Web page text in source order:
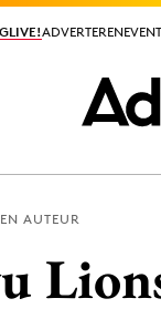
ADVERTEREN
ADVERTEREN
AUTEUR